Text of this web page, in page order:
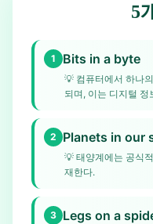
5
1 Bits in a byte
💡 컴퓨터에서 하나
되며, 이는 디지털
2 Planets in our
💡 태양계에는 공식
재한다.
3 Legs on a